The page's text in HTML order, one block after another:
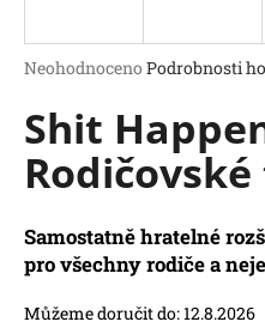
Průměrné
produktu
je
0,0
hvězdiček.
Neohodnoceno Podrobnosti
Shit
Samostatně hratelné
pro všechny rodiče a
Můžeme doručit do:12.8.2026
j
t
?
HLEDAT
D